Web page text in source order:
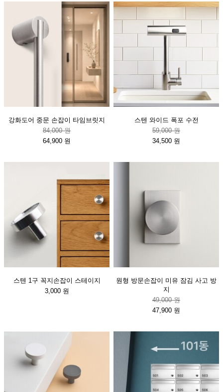
강화도어 중문 손잡이 타임브릿지
84,000 원
64,900 원
스텐 와이드 폭포 수전
59,000 원
34,500 원
스텐 1구 꼭지손잡이 스테이지
3,000 원
원형 방문손잡이 미유 잠김 사고 방
지
49,000 원
47,900 원